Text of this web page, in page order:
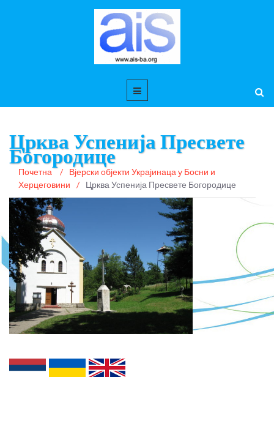
Црква Успенија Пресвете
Богородице
Почетна /
Вјерски објекти Украјинаца у Босни и
Херцеговини
/ Црква Успенија Пресвете Богородице